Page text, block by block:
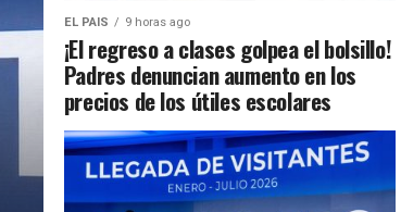
EL PAIS 9 horas ago
¡El regreso a clases golpea el bolsillo!
Padres denuncian aumento en los
precios de los útiles escolares